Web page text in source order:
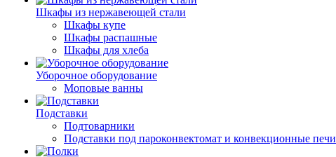
Шкафы из нержавеющей стали
Шкафы купе
Шкафы распашные
Шкафы для хлеба
Уборочное оборудование
Моповые ванны
Подставки
Подтоварники
Подставки под пароконвектомат и конвекционные печи